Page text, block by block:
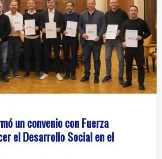
un convenio con Fuerza
el Desarrollo Social en el